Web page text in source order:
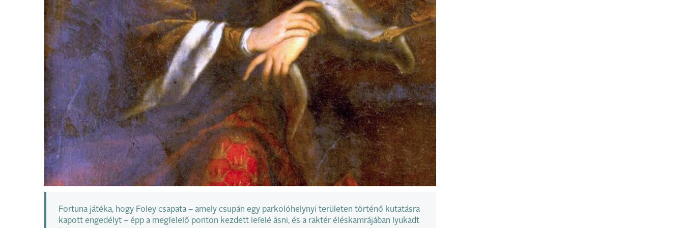
Fortuna játéka, hogy Foley csapata – amely csupán egy parkolóhelynyi területen történő kutatásra
kapott engedélyt – épp a megfelelő ponton kezdett lefelé ásni, és a raktér éléskamrájában lyukadt